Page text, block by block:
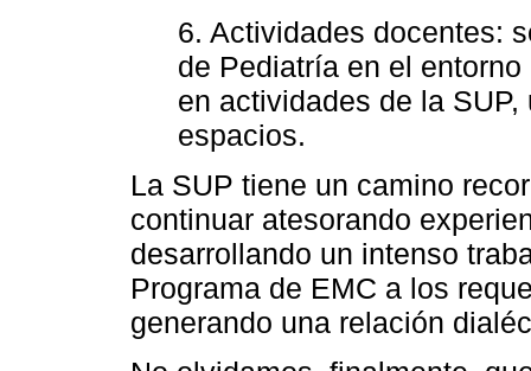
6. Actividades docentes:
de Pediatría en el
en actividades de la
espacios.
La SUP tiene un camino
continuar atesorando
desarrollando un intenso
Programa de EMC a los
generando una relación